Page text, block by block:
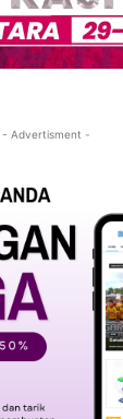
- Advertisment -